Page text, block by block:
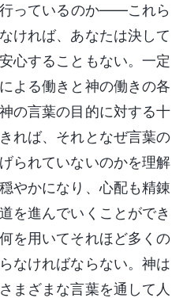
っているのか——これら
ければ、あなたは決して
心することもない。一定
よる働きと神の働きの各
の言葉の目的に対する十
れば、それとなぜ言葉の
られていないのかを理解
やかになり、心配も精錬
を進んでいくことができ
を用いてそれほど多くの
なければならない。神は
まざまな言葉を通して人